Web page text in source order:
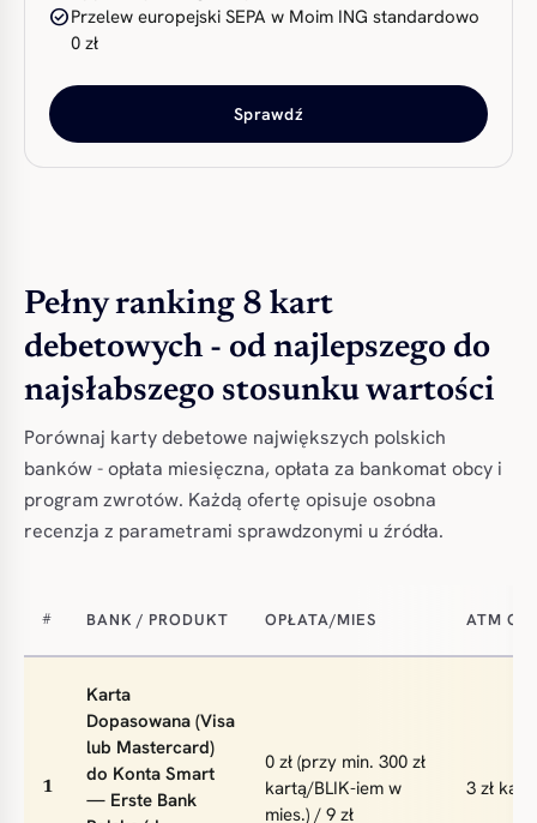
check_circlePrzelew europejski SEPA w Moim ING standardowo
0 zł
Sprawdź
Pełny ranking 8 kart
debetowych - od najlepszego do
najsłabszego stosunku wartości
Porównaj karty debetowe największych polskich
banków - opłata miesięczna, opłata za bankomat obcy i
program zwrotów. Każdą ofertę opisuje osobna
recenzja z parametrami sprawdzonymi u źródła.
# BANK / PRODUKT OPŁATA/MIES ATM
1
Karta
Dopasowana (Visa
lub Mastercard)
do Konta Smart
— Erste Bank
0 zł (przy min. 300 zł
kartą/BLIK-iem w
mies.) / 9 zł
3 zł